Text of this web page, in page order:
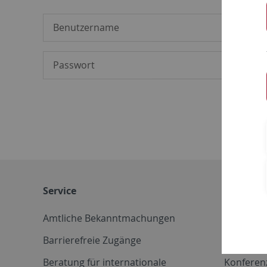
Service
Amtliche Bekanntmachungen
Barrierefreie Zugänge
Beratung für internationale